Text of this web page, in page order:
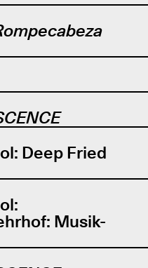
Deep Fried
Musik-